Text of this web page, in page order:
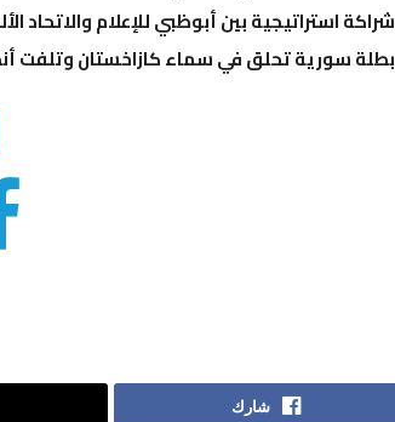
شراكة استراتيجية بين أبوظبي للإعلام والاتحاد
بطلة سورية تحلق في سماء كازاخستان وتلفت
شارك